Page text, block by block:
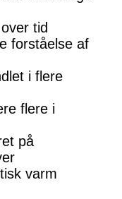
tid
forståelse af
i flere
flere i
på
varm